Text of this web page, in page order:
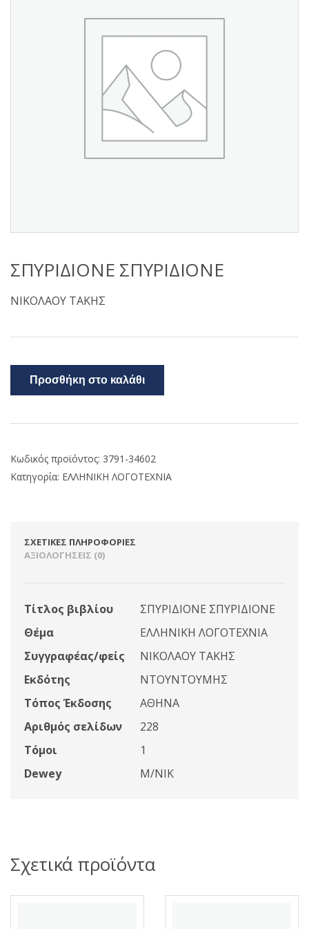
ΣΠΥΡΙΔΙΟΝΕ ΣΠΥΡΙΔΙΟΝΕ
ΝΙΚΟΛΑΟΥ ΤΑΚΗΣ
Προσθήκη στο καλάθι
Κωδικός προϊόντος: 3791-34602
Κατηγορία: ΕΛΛΗΝΙΚΗ ΛΟΓΟΤΕΧΝΙΑ
ΣΧΕΤΙΚΈΣ ΠΛΗΡΟΦΟΡΊΕΣ
ΑΞΙΟΛΟΓΉΣΕΙΣ (0)
Τίτλος βιβλίου
ΣΠΥΡΙΔΙΟΝΕ ΣΠΥΡΙΔΙΟΝΕ
Θέμα
ΕΛΛΗΝΙΚΗ ΛΟΓΟΤΕΧΝΙΑ
Συγγραφέας/φείς
ΝΙΚΟΛΑΟΥ ΤΑΚΗΣ
Εκδότης
ΝΤΟΥΝΤΟΥΜΗΣ
Τόπος Έκδοσης
ΑΘΗΝΑ
Αριθμός σελίδων
228
Τόμοι
1
Dewey
Μ/ΝΙΚ
Σχετικά προϊόντα